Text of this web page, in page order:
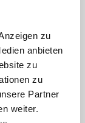
zu
anbieten
zu
zu
Partner
weiter.
gelegen,
Parcours
und Alt.